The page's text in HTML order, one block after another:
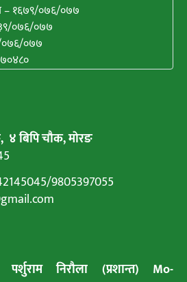
– १६७९/०७६/०७७
०७६/०७७
०७६/०७७
४ बिपि चाैक, माेरङ
/9805397055
निराैला (प्रशान्त) Mo-